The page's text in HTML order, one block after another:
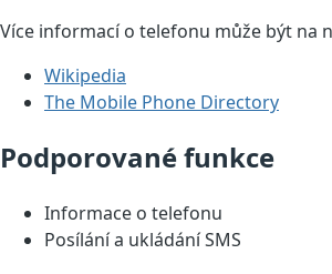
Více informací o telefonu může být na
Wikipedia
The Mobile Phone Directory
Podporované funkce
Informace o telefonu
Posílání a ukládání SMS